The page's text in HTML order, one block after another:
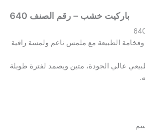
باركيت خشب – رقم الصنف ‎640
الطبيعة مع ملمس ناعم ولمسة راقية
عالي الجودة، متين ويصمد لفترة طويلة